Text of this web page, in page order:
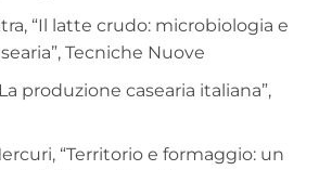
“Il latte crudo: microbiologia e
Tecniche Nuove
produzione casearia italiana”,
“Territorio e formaggio: un